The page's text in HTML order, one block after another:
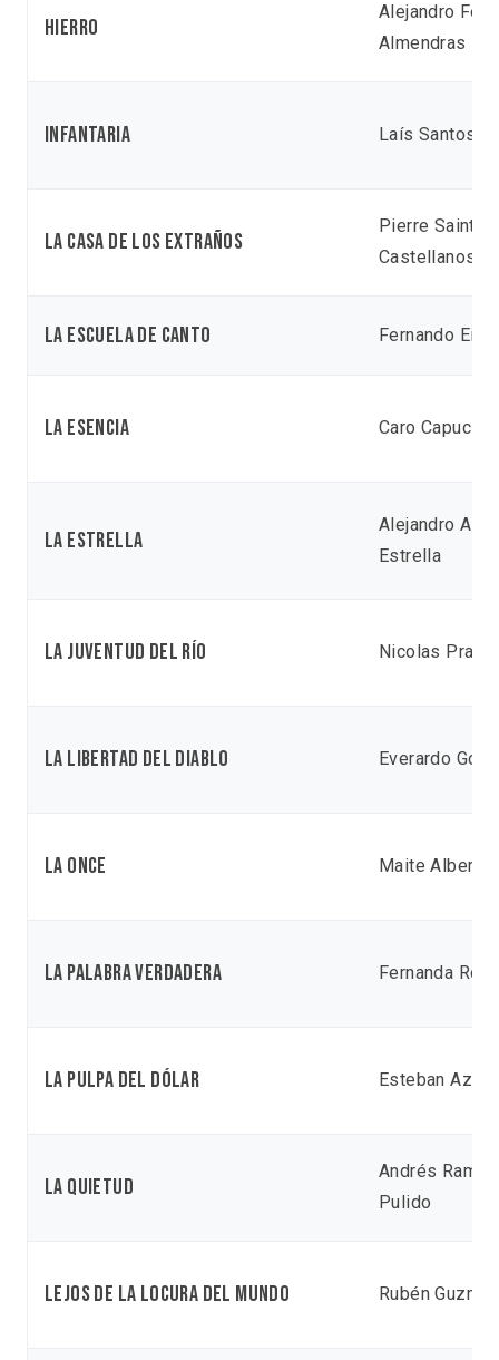
Hierro
Alejandro
Almendras
Infantaria Laís Santos
La casa de los extraños
Pierre Saint-
Castellanos
La escuela de canto Fernando
La esencia Caro Capucine
La estrella
Alejandro
Estrella
La juventud del río Nicolas Pradal
La libertad del Diablo Everardo
La Once Maite Alberdi
La palabra verdadera Fernanda
La pulpa del dólar Esteban
La quietud
Andrés
Pulido
Lejos de la locura del mundo Rubén Guzmán